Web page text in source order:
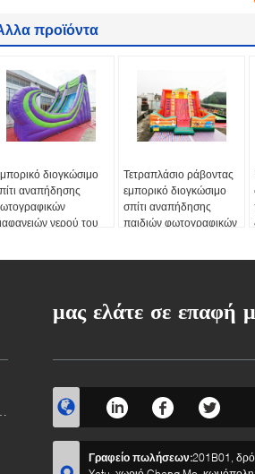
προϊόντα
διογκώσιμο
αναπήδησης
νερού του
Τετραπλάσιο ράβοντας
εμπορικό διογκώσιμο
σπίτι αναπήδησης
παιδιών φωτογραφικών
μας ελάτε σε επαφή
Γραφείο πωλήσεων:201B01,